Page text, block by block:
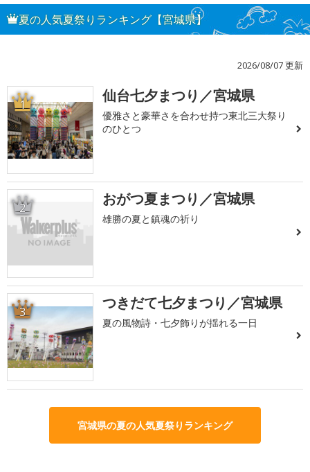
夏の人気夏祭りランキング【宮城県】
2026/08/07 更新
1 仙台七夕まつり／宮城県
優雅さと豪華さを合わせ持つ東北三大祭り
のひとつ
2 おがつ夏まつり／宮城県
雄勝の夏と鎮魂の祈り
3 つきだて七夕まつり／宮城県
夏の風物詩・七夕飾りが揺れる一日
宮城県の夏の人気夏祭りランキング